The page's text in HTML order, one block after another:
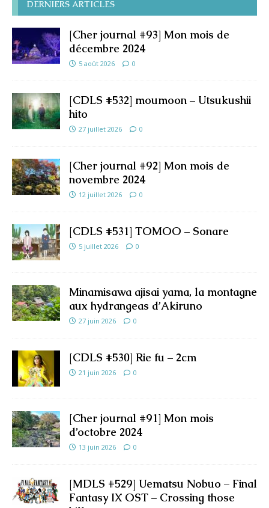
DERNIERS ARTICLES
[Cher journal #93] Mon mois de
décembre 2024
5 août 2026 0
[CDLS #532] moumoon – Utsukushii
hito
27 juillet 2026 0
[Cher journal #92] Mon mois de
novembre 2024
12 juillet 2026 0
[CDLS #531] TOMOO – Sonare
5 juillet 2026 0
Minamisawa ajisai yama, la montagne
aux hydrangeas d’Akiruno
27 juin 2026 0
[CDLS #530] Rie fu – 2cm
21 juin 2026 0
[Cher journal #91] Mon mois
d’octobre 2024
13 juin 2026 0
[MDLS #529] Uematsu Nobuo – Final
Fantasy IX OST – Crossing those